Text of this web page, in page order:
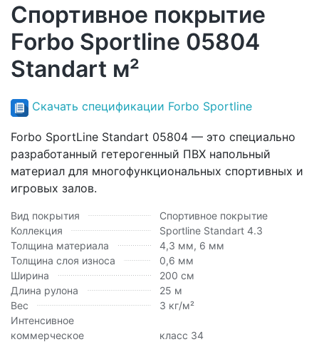
Спортивное покрытие
Forbo Sportline 05804
Standart м²
Скачать спецификации Forbo Sportline
Forbo SportLine Standart 05804 — это специально
разработанный гетерогенный ПВХ напольный
материал для многофункциональных спортивных и
игровых залов.
Вид покрытия
Спортивное покрытие
Коллекция
Sportline Standart 4.3
Толщина материала
4,3 мм, 6 мм
Толщина слоя износа
0,6 мм
Ширина
200 см
Длина рулона
25 м
Вес
3 кг/м²
Интенсивное
коммерческое
класс 34